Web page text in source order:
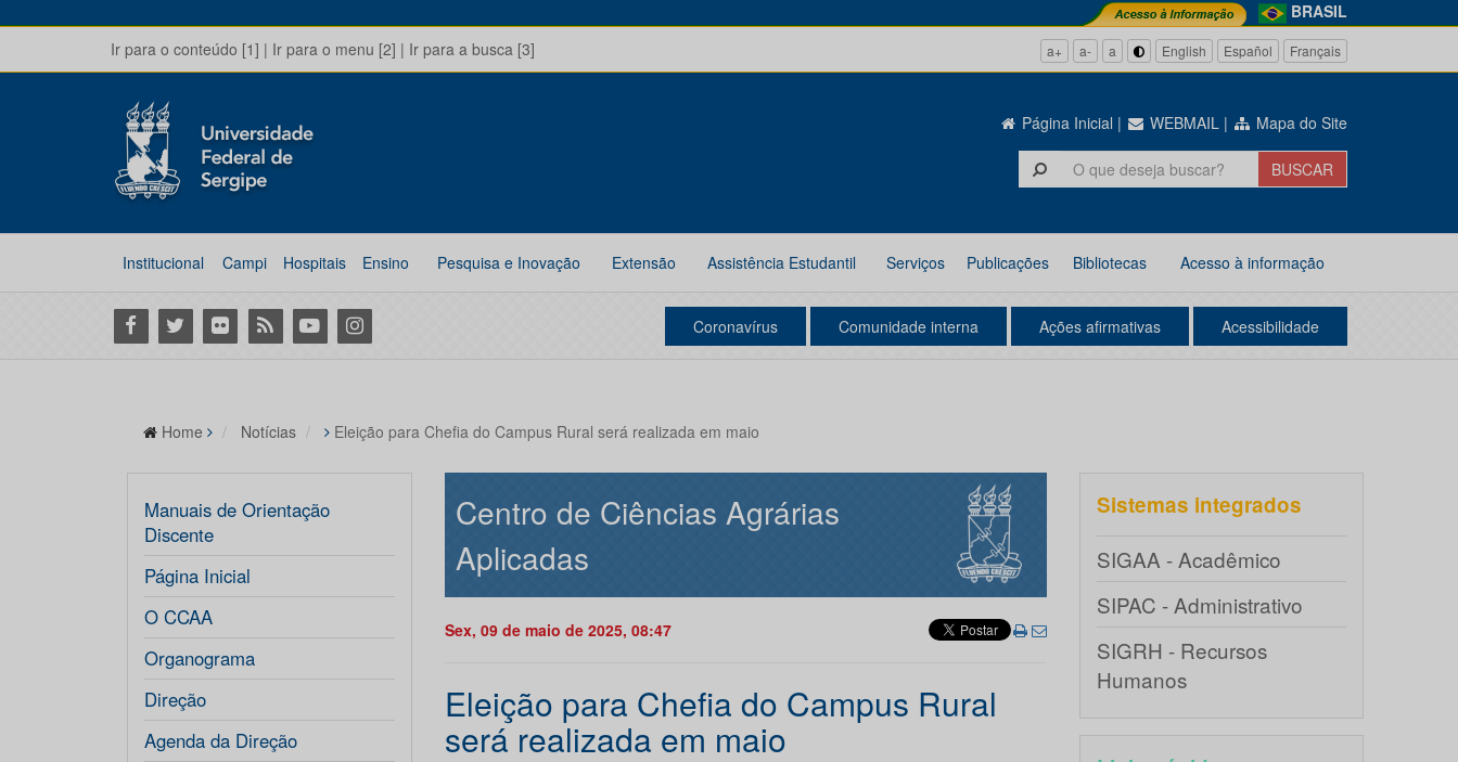
BRASIL
Ir para o conteúdo [1] | Ir para o menu [2] | Ir para a busca [3] a+ a- a English Español Français
Página Inicial | WEBMAIL | Mapa do Site
Institucional Campi Hospitais Ensino Pesquisa e Inovação Extensão Assistência Estudantil Serviços Publicações Bibliotecas Acesso à informação
Facebook
Twitter Flickr RSS YoutubeInstagram Coronavírus Comunidade interna Ações afirmativas Acessibilidade
Home Notícias Eleição para Chefia do Campus Rural será realizada em maio
Manuais de Orientação
Discente
Página Inicial
O CCAA
Organograma
Direção
Agenda da Direção
Centro de Ciências Agrárias
Aplicadas
Sex, 09 de maio de 2025, 08:47
Eleição para Chefia do Campus Rural
será realizada em maio
Sistemas integrados
SIGAA - Acadêmico
SIPAC - Administrativo
SIGRH - Recursos
Humanos